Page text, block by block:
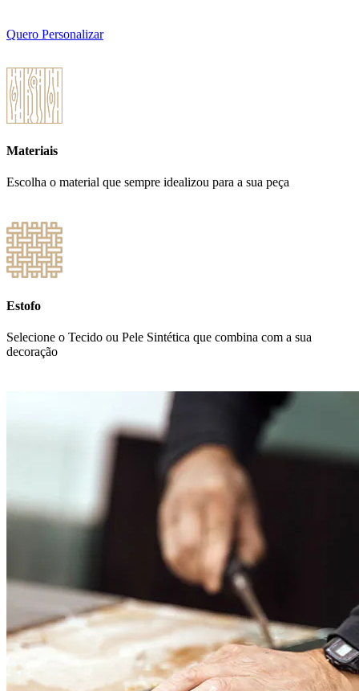
Quero Personalizar
Materiais
Escolha o material que sempre idealizou para a sua peça
Estofo
Selecione o Tecido ou Pele Sintética que combina com a sua
decoração